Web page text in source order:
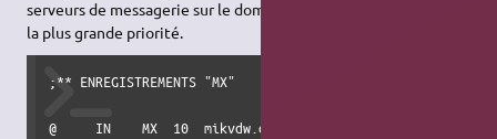
serveurs de messagerie sur le domaine. Le plus petit nombre a
la plus grande priorité.
;** ENREGISTREMENTS "MX"
@     IN    MX  10  mikvdw.ddns.net.